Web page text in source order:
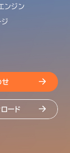
ンジン
せ
ード